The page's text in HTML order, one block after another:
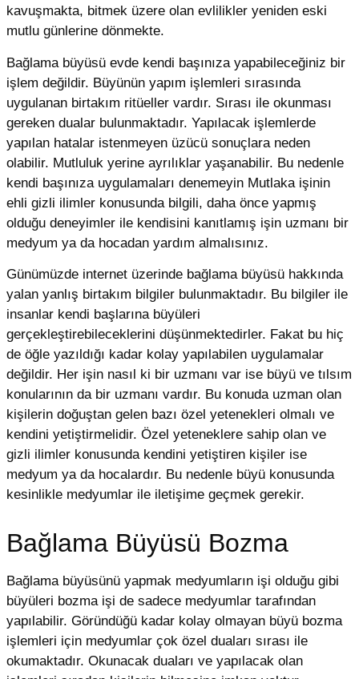
kavuşmakta, bitmek üzere olan evlilikler yeniden eski
mutlu günlerine dönmekte.
Bağlama büyüsü evde kendi başınıza yapabileceğiniz bir
işlem değildir. Büyünün yapım işlemleri sırasında
uygulanan birtakım ritüeller vardır. Sırası ile okunması
gereken dualar bulunmaktadır. Yapılacak işlemlerde
yapılan hatalar istenmeyen üzücü sonuçlara neden
olabilir. Mutluluk yerine ayrılıklar yaşanabilir. Bu nedenle
kendi başınıza uygulamaları denemeyin Mutlaka işinin
ehli gizli ilimler konusunda bilgili, daha önce yapmış
olduğu deneyimler ile kendisini kanıtlamış işin uzmanı bir
medyum ya da hocadan yardım almalısınız.
Günümüzde internet üzerinde bağlama büyüsü hakkında
yalan yanlış birtakım bilgiler bulunmaktadır. Bu bilgiler ile
insanlar kendi başlarına büyüleri
gerçekleştirebileceklerini düşünmektedirler. Fakat bu hiç
de öğle yazıldığı kadar kolay yapılabilen uygulamalar
değildir. Her işin nasıl ki bir uzmanı var ise büyü ve tılsım
konularının da bir uzmanı vardır. Bu konuda uzman olan
kişilerin doğuştan gelen bazı özel yetenekleri olmalı ve
kendini yetiştirmelidir. Özel yeteneklere sahip olan ve
gizli ilimler konusunda kendini yetiştiren kişiler ise
medyum ya da hocalardır. Bu nedenle büyü konusunda
kesinlikle medyumlar ile iletişime geçmek gerekir.
Bağlama Büyüsü Bozma
Bağlama büyüsünü yapmak medyumların işi olduğu gibi
büyüleri bozma işi de sadece medyumlar tarafından
yapılabilir. Göründüğü kadar kolay olmayan büyü bozma
işlemleri için medyumlar çok özel duaları sırası ile
okumaktadır. Okunacak duaları ve yapılacak olan